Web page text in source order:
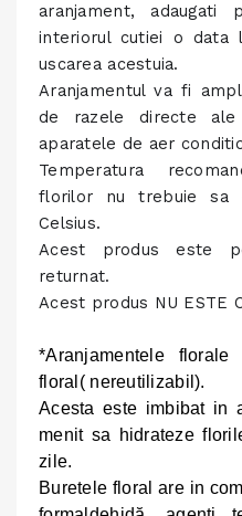
aranjament,
interiorul cutiei o data
uscarea acestuia.
Aranjamentul va fi
de razele directe
aparatele de aer
Temperatura
florilor nu trebuie sa
Celsius.
Acest produs este
returnat.
Acest produs NU ESTE
*Aranjamentele
floral( nereutilizabil).
Acesta este imbibat in
menit sa hidrateze
zile.
Buretele floral are in